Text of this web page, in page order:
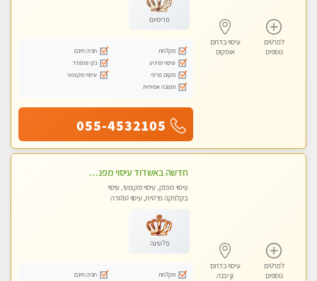
לפרטים
נוספים
עיסוי בדרום
אופקים
פרימיום
מקלחת
חניה חינם
עיסוי מרגיע
נקי ומסודר
מקום פרטי
עיסוי מקצועי
תמונה אמיתית
055-4532105
לפרטים
נוספים
עיסוי בדרום
גן יבנה
חדשה באשדוד עיסוי מפנק בקליניקה פרטית שירות vip לרציניים בלבד! מומלץ!!
עיסוי מפנק, עיסוי מקצועי, עיסוי
בקלניקה פרטית, עיסוי טנטרה
פלטינה
מקלחת
חניה חינם